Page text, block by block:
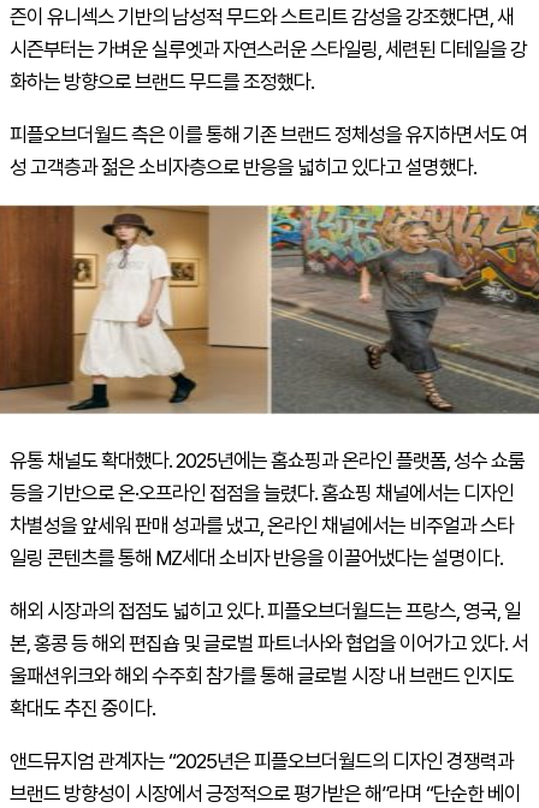
즌이 유니섹스 기반의 남성적 무드와 스트리트 감성을 강조했다면, 새
시즌부터는 가벼운 실루엣과 자연스러운 스타일링, 세련된 디테일을 강
화하는 방향으로 브랜드 무드를 조정했다.
피플오브더월드 측은 이를 통해 기존 브랜드 정체성을 유지하면서도 여
성 고객층과 젊은 소비자층으로 반응을 넓히고 있다고 설명했다.
유통 채널도 확대했다. 2025년에는 홈쇼핑과 온라인 플랫폼, 성수 쇼룸
등을 기반으로 온·오프라인 접점을 늘렸다. 홈쇼핑 채널에서는 디자인
차별성을 앞세워 판매 성과를 냈고, 온라인 채널에서는 비주얼과 스타
일링 콘텐츠를 통해 MZ세대 소비자 반응을 이끌어냈다는 설명이다.
해외 시장과의 접점도 넓히고 있다. 피플오브더월드는 프랑스, 영국, 일
본, 홍콩 등 해외 편집숍 및 글로벌 파트너사와 협업을 이어가고 있다. 서
울패션위크와 해외 수주회 참가를 통해 글로벌 시장 내 브랜드 인지도
확대도 추진 중이다.
앤드뮤지엄 관계자는 “2025년은 피플오브더월드의 디자인 경쟁력과
브랜드 방향성이 시장에서 긍정적으로 평가받은 해”라며 “단순한 베이